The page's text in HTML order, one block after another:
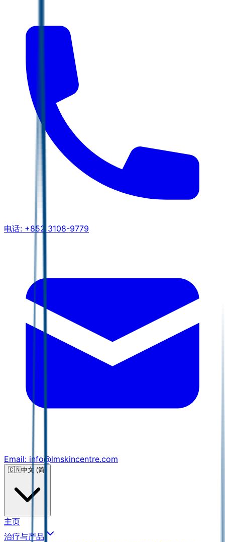
电话: +852 3108-9779
Email: info@lmskincentre.com
🇨🇳中文 (简)
主页
治疗与产品